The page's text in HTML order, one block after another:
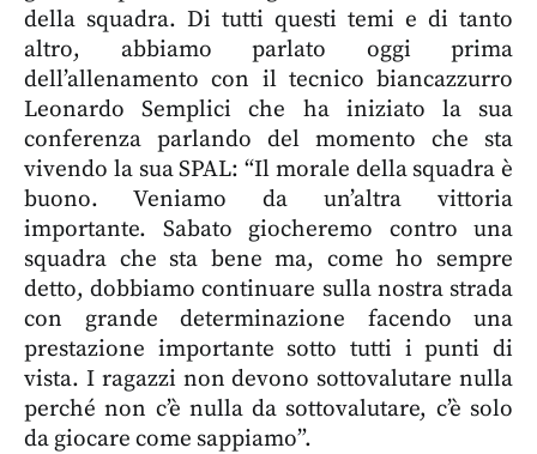
della squadra. Di tutti questi temi e di tanto
altro, abbiamo parlato oggi prima
dell’allenamento con il tecnico biancazzurro
Leonardo Semplici che ha iniziato la sua
conferenza parlando del momento che sta
vivendo la sua SPAL: “Il morale della squadra è
buono. Veniamo da un’altra vittoria
importante. Sabato giocheremo contro una
squadra che sta bene ma, come ho sempre
detto, dobbiamo continuare sulla nostra strada
con grande determinazione facendo una
prestazione importante sotto tutti i punti di
vista. I ragazzi non devono sottovalutare nulla
perché non c’è nulla da sottovalutare, c’è solo
da giocare come sappiamo”.